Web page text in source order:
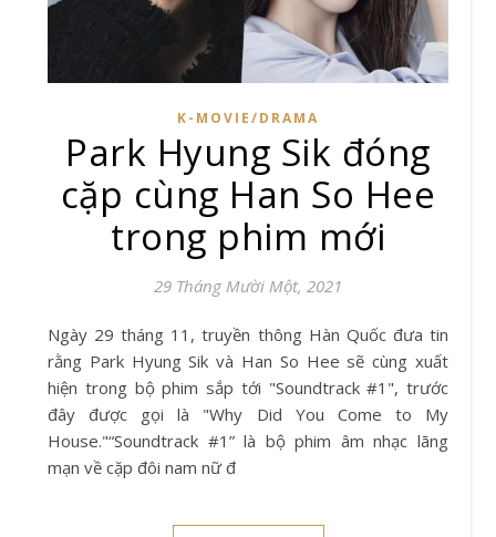
K-MOVIE/DRAMA
Park Hyung Sik đóng
cặp cùng Han So Hee
trong phim mới
29 Tháng Mười Một, 2021
Ngày 29 tháng 11, truyền thông Hàn Quốc đưa tin
rằng Park Hyung Sik và Han So Hee sẽ cùng xuất
hiện trong bộ phim sắp tới "Soundtrack #1", trước
đây được gọi là "Why Did You Come to My
House."“Soundtrack #1” là bộ phim âm nhạc lãng
mạn về cặp đôi nam nữ đ